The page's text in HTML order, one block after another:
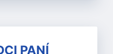
PANÍ